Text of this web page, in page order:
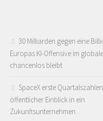
30 Milliarden gegen eine
Europas KI-Offensive im
chancenlos bleibt
SpaceX erste
öffentlicher Einblick in ein
Zukunftsunternehmen